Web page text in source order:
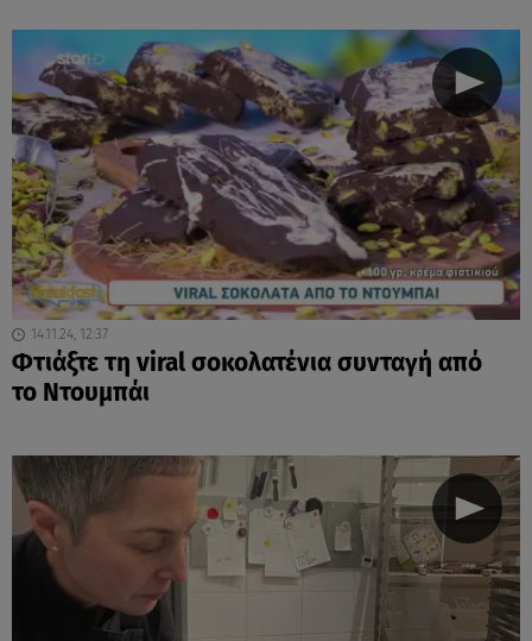
14.11.24, 12:37
Φτιάξτε τη viral σοκολατένια συνταγή από
το Ντουμπάι